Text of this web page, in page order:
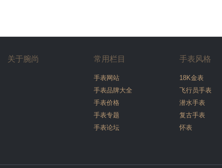
关于腕尚 常用栏目
手表网站
手表品牌大全
手表价格
手表专题
手表论坛
手表风格
18K金表
飞行员手表
潜水手表
复古手表
怀表